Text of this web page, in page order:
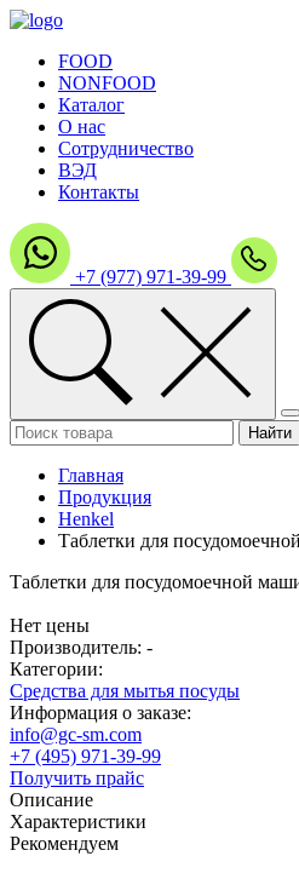
FOOD
NONFOOD
Каталог
О нас
Сотрудничество
ВЭД
Контакты
+7 (977) 971-39-99
Главная
Продукция
Henkel
Таблетки для
Таблетки для посудомоечной
Нет цены
Производитель: -
Категории:
Средства для мытья посуды
Информация о заказе:
info@gc-sm.com
+7 (495) 971-39-99
Получить прайс
Описание
Характеристики
Рекомендуем